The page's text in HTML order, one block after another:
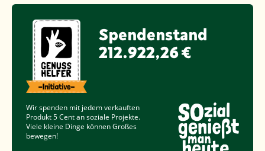
Spendenstand
212.922,26 €
Wir spenden mit jedem verkauften
Produkt5 Centan soziale Projekte.
Viele kleine Dinge können Großes
bewegen!